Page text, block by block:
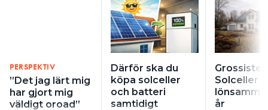
PERSPEKTIV
”Det jag lärt mig
har gjort mig
väldigt oroad”
Därför ska du
köpa solceller
och batteri
samtidigt
Solceller
år